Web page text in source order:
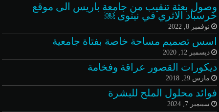
وصول بعثة تنقيب من جامعة باريس الى موقع
خرسباد الاثري في نينوى ￼
نوفمبر 8, 2022
اسس تصميم مساحة خاصة بفتاة جامعية
ديسمبر 12, 2020
ديكورات القصور عراقة وفخامة
مارس 29, 2018
فوائد محلول الملح للبشرة
سبتمبر 7, 2024